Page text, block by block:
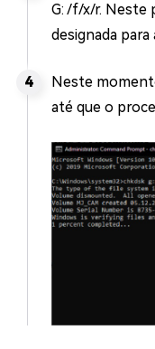
G: /f/x/r. Neste
designada
Neste
até que o